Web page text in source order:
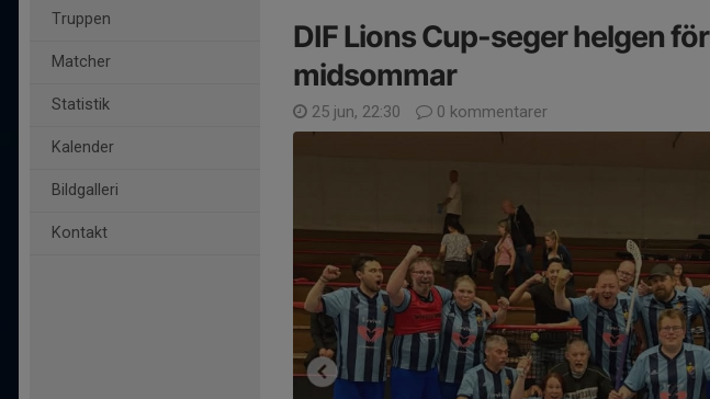
Truppen
Matcher
Statistik
Kalender
Bildgalleri
Kontakt
DIF Lions Cup-seger helgen för
midsommar
25 jun, 22:30 0 kommentarer